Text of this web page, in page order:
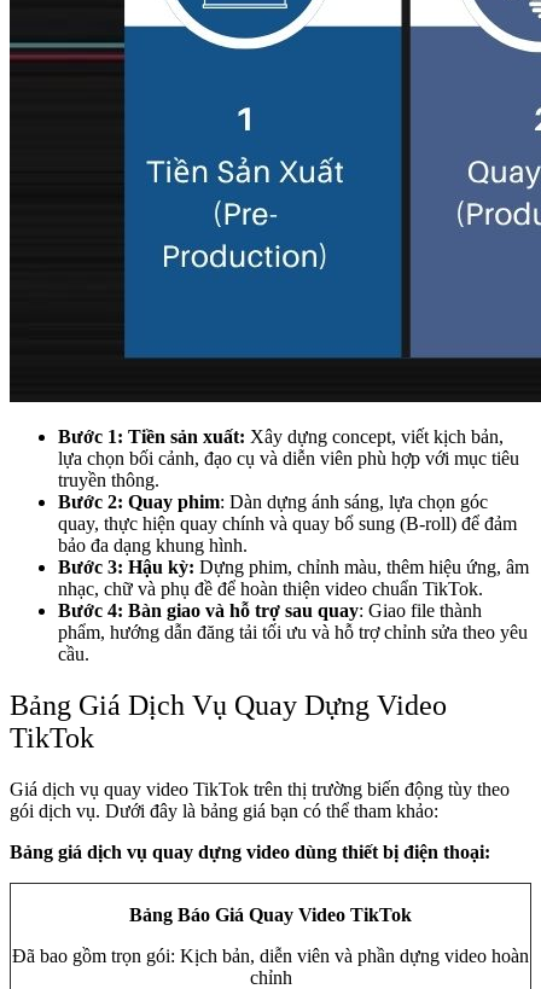
Bước 1: Tiền sản xuất: Xây dựng concept, viết kịch bản,
lựa chọn bối cảnh, đạo cụ và diễn viên phù hợp với mục tiêu
truyền thông.
Bước 2: Quay phim: Dàn dựng ánh sáng, lựa chọn góc
quay, thực hiện quay chính và quay bổ sung (B-roll) để đảm
bảo đa dạng khung hình.
Bước 3: Hậu kỳ: Dựng phim, chỉnh màu, thêm hiệu ứng, âm
nhạc, chữ và phụ đề để hoàn thiện video chuẩn TikTok.
Bước 4: Bàn giao và hỗ trợ sau quay: Giao file thành
phẩm, hướng dẫn đăng tải tối ưu và hỗ trợ chỉnh sửa theo yêu
cầu.
Bảng Giá Dịch Vụ Quay Dựng Video
TikTok
Giá dịch vụ quay video TikTok trên thị trường biến động tùy theo
gói dịch vụ. Dưới đây là bảng giá bạn có thể tham khảo:
Bảng giá dịch vụ quay dựng video dùng thiết bị điện thoại:
Bảng Báo Giá Quay Video TikTok
Đã bao gồm trọn gói: Kịch bản, diễn viên và phần dựng video hoàn
chỉnh